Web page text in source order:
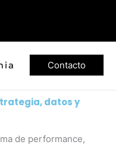
Contacto
,datos y
de performance,